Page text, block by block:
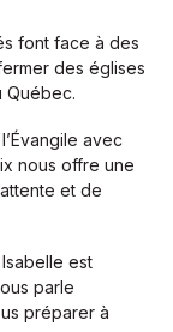
font face à des
des églises
Québec.
avec
nous offre une
et de
est
parle
préparer à